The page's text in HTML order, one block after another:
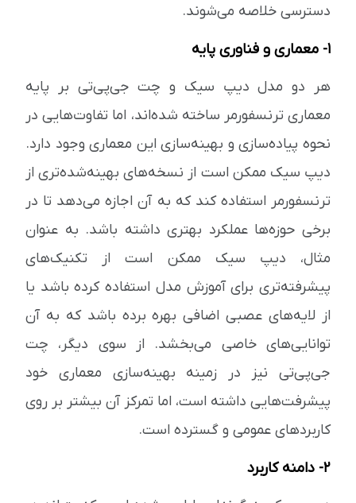
دسترسی خلاصه می‌شوند.
1- معماری و فناوری پایه
هر دو مدل دیپ سیک و چت جی‌پی‌تی بر پایه
معماری ترنسفورمر ساخته شده‌اند، اما تفاوت‌هایی در
نحوه پیاده‌سازی و بهینه‌سازی این معماری وجود دارد.
دیپ سیک ممکن است از نسخه‌های بهینه‌شده‌تری از
ترنسفورمر استفاده کند که به آن اجازه می‌دهد تا در
برخی حوزه‌ها عملکرد بهتری داشته باشد. به عنوان
مثال، دیپ سیک ممکن است از تکنیک‌های
پیشرفته‌تری برای آموزش مدل استفاده کرده باشد یا
از لایه‌های عصبی اضافی بهره برده باشد که به آن
توانایی‌های خاصی می‌بخشد. از سوی دیگر، چت
جی‌پی‌تی نیز در زمینه بهینه‌سازی معماری خود
پیشرفت‌هایی داشته است، اما تمرکز آن بیشتر بر روی
کاربردهای عمومی و گسترده است.
2- دامنه کاربرد